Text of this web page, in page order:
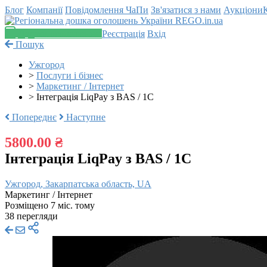
Блог Компанії Повідомлення ЧаПи Зв'язатися з нами Аукціони
Реєстрація Вхід
Пошук
Ужгород
> Послуги і бізнес
> Маркетинг / Інтернет
> Інтеграція LiqPay з BAS / 1C
Попереднє
Наступне
5800.00 ₴
Інтеграція LiqPay з BAS / 1C
Ужгород, Закарпатська область, UA
Маркетинг / Інтернет
Розміщено 7 міс. тому
38 перегляди